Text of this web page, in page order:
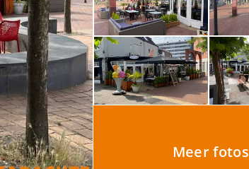
Meer fotos